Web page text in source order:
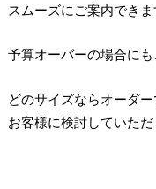
スムーズにご案内できま
予算オーバーの場合に
どのサイズならオーダ
お客様に検討していただ